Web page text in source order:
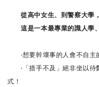
從高中女生、到警察大學，
這是一本最專業的識人學
‧想要幹壞事的人會不自主
‧「措手不及」絕非坐以待
式！